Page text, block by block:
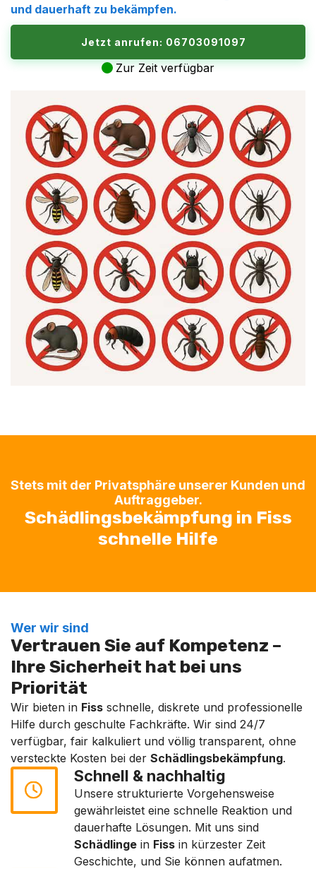
und dauerhaft zu bekämpfen.
Jetzt anrufen: 06703091097
Zur Zeit verfügbar
Stets mit der Privatsphäre unserer Kunden und
Auftraggeber.
Schädlingsbekämpfung in Fiss
schnelle Hilfe
Wer wir sind
Vertrauen Sie auf Kompetenz –
Ihre Sicherheit hat bei uns
Priorität
Wir bieten in Fiss schnelle, diskrete und professionelle
Hilfe durch geschulte Fachkräfte. Wir sind 24/7
verfügbar, fair kalkuliert und völlig transparent, ohne
versteckte Kosten bei der Schädlingsbekämpfung.
Schnell & nachhaltig
Unsere strukturierte Vorgehensweise
gewährleistet eine schnelle Reaktion und
dauerhafte Lösungen. Mit uns sind
Schädlinge in Fiss in kürzester Zeit
Geschichte, und Sie können aufatmen.